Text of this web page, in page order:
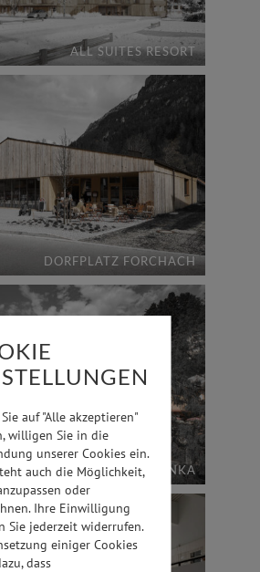
ALL SUITES RESORT
DORFPLATZ FORCHACH
VILLA BLANKA
auf "Alle akzeptieren"
willigen Sie in die
unserer Cookies ein.
auch die Möglichkeit,
oder
Ihre Einwilligung
Sie jederzeit widerrufen.
einiger Cookies
dass